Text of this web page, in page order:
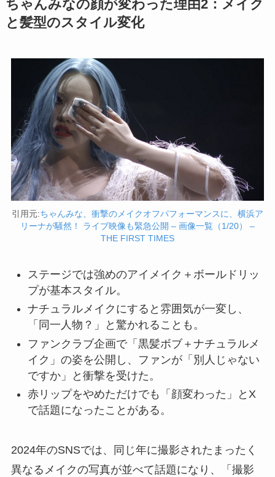
ちゃんみなの顔が変わった理由2：メイク
と髪型のスタイル変化
引用元:ちゃんみな、衝撃のメイクオフパフォーマンスに、横浜ア
リーナが騒然！ ライブ映像も緊急公開 – 画像一覧（1/20） –
THE FIRST TIMES
ステージでは強めのアイメイク＋ボールドリッ
プが基本スタイル。
ナチュラルメイクにすると雰囲気が一変し、
「同一人物？」と驚かれることも。
ファンクラブ企画で「黒髪ボブ＋ナチュラルメ
イク」の姿を公開し、ファンが「別人じゃない
ですか」と衝撃を受けた。
赤リップをやめただけでも「顔変わった」とX
で話題になったことがある。
2024年のSNSでは、同じ年に撮影されたまったく
異なるメイクの写真が並べて話題になり、「撮影